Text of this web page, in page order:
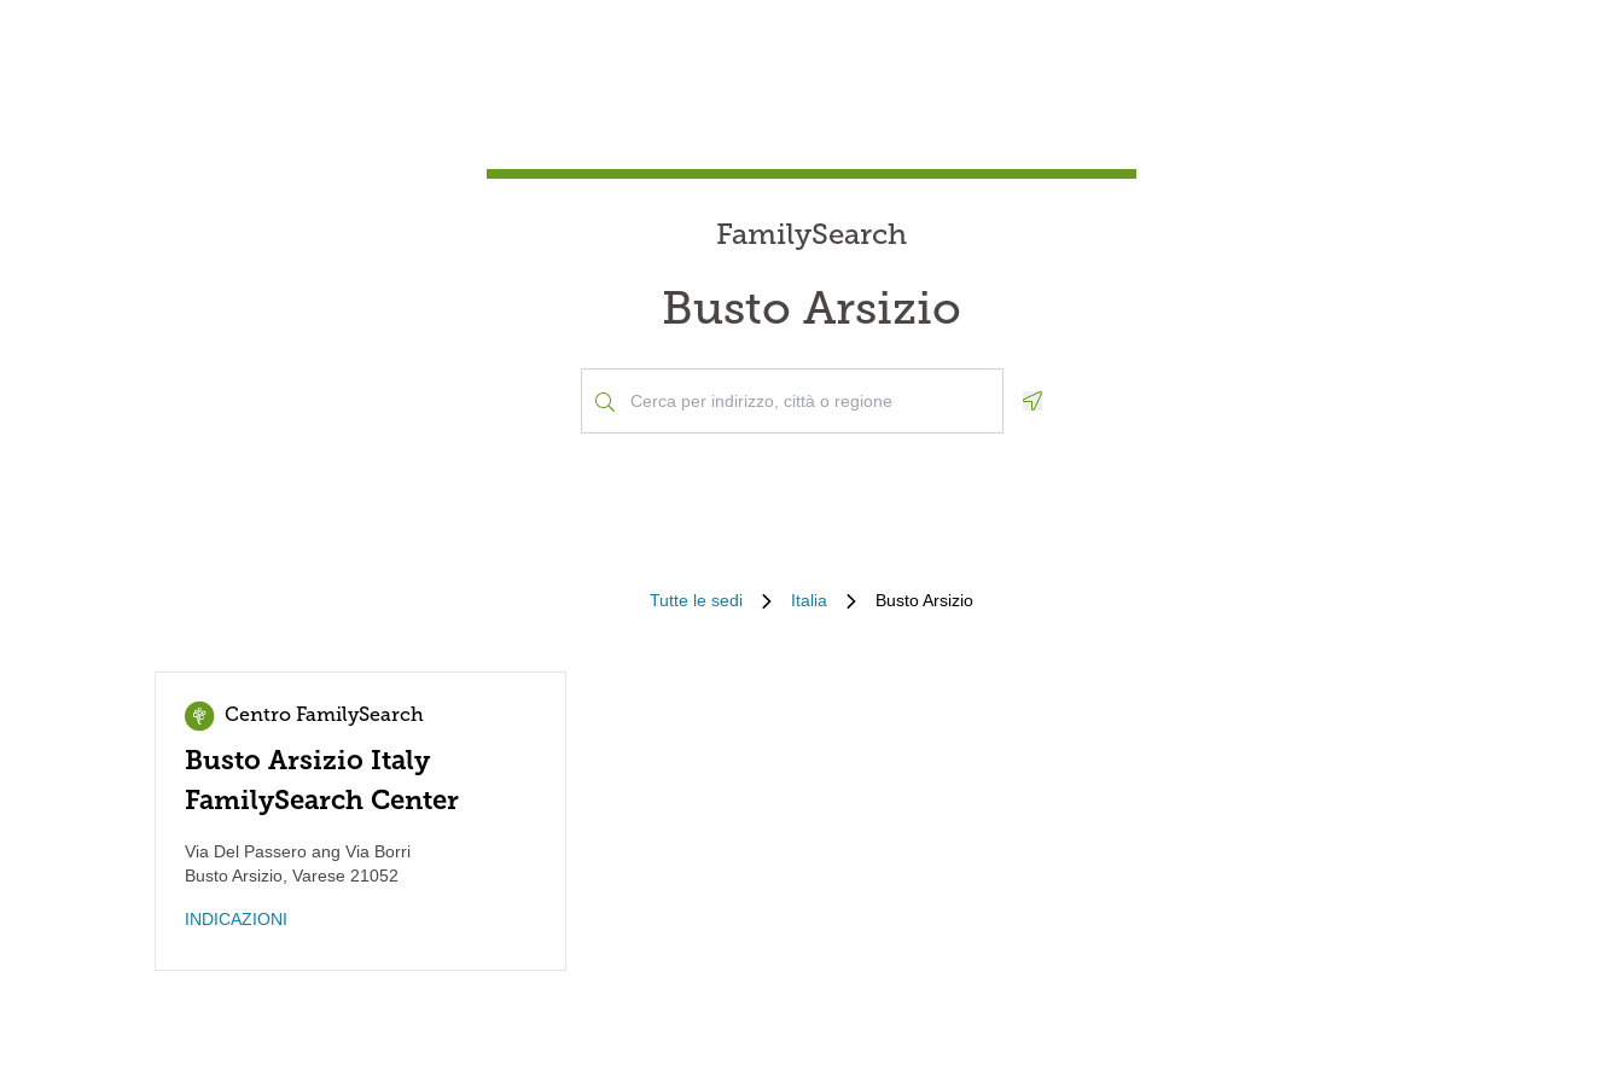
FamilySearch
Busto Arsizio
Tutte le sedi Italia Busto Arsizio
Centro FamilySearch
Busto Arsizio Italy
FamilySearch Center
Via Del Passero ang Via Borri
Busto Arsizio Varese 21052
INDICAZIONI